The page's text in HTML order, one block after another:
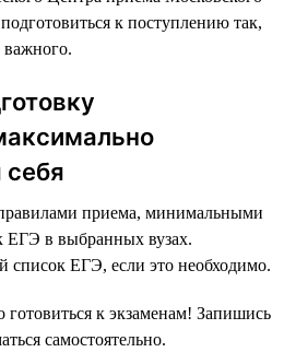
к поступлению так,
важного.
приема, минимальными
ЕГЭ в выбранных вузах.
список ЕГЭ, если это необходимо.
готовиться к экзаменам! Запишись
самостоятельно.